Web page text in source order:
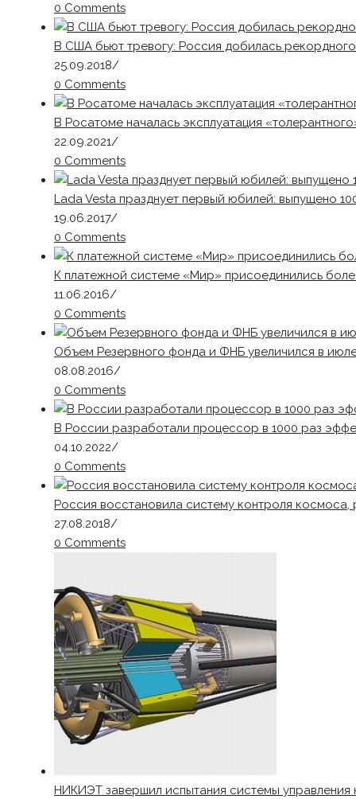
0 Comments
В США бьют тревогу: Россия добилась
25.09.2018/
0 Comments
В Росатоме началась эксплуатация
22.09.2021/
0 Comments
Lada Vesta празднует первый юбилей: выпущено
19.06.2017/
0 Comments
К платежной системе «Мир» присоединились
11.06.2016/
0 Comments
Объем Резервного фонда и ФНБ увеличился в
08.08.2016/
0 Comments
В России разработали процессор в 1000 раз
04.10.2022/
0 Comments
Россия восстановила систему контроля
27.08.2018/
0 Comments
НИКИЭТ завершил испытания системы